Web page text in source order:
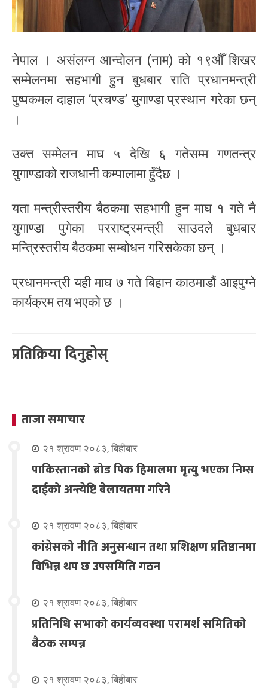
नेपाल । असंलग्न आन्दोलन (नाम) को १९औँ शिखर
सम्मेलनमा सहभागी हुन बुधबार राति प्रधानमन्त्री
पुष्पकमल दाहाल ‘प्रचण्ड’ युगाण्डा प्रस्थान गरेका छन्
।
उक्त सम्मेलन माघ ५ देखि ६ गतेसम्म गणतन्त्र
युगाण्डाको राजधानी कम्पालामा हुँदैछ ।
यता मन्त्रीस्तरीय बैठकमा सहभागी हुन माघ १ गते नै
युगाण्डा पुगेका​ परराष्ट्रमन्त्री साउदले बुधबार
मन्त्रिस्तरीय बैठकमा सम्बोधन गरिसकेका छन् ।
प्रधानमन्त्री यही माघ ७ गते बिहान काठमाडौं आइपुग्ने
कार्यक्रम तय भएको छ ।
प्रतिक्रिया दिनुहोस्
ताजा समाचार
२१ श्रावण २०८३, बिहीबार
पाकिस्तानको ब्रोड पिक हिमालमा मृत्यु भएका निम्स
दाईको अन्त्येष्टि बेलायतमा गरिने
२१ श्रावण २०८३, बिहीबार
कांग्रेसको नीति अनुसन्धान तथा प्रशिक्षण प्रतिष्ठानमा
विभिन्न थप छ उपसमिति गठन
२१ श्रावण २०८३, बिहीबार
प्रतिनिधि सभाको कार्यव्यवस्था परामर्श समितिको
बैठक सम्पन्न
२१ श्रावण २०८३, बिहीबार